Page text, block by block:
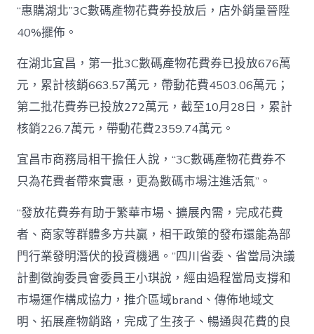
“惠購湖北”3C數碼產物花費券投放后，店外銷量晉陞
40%擺佈。
在湖北宜昌，第一批3C數碼產物花費券已投放676萬
元，累計核銷663.57萬元，帶動花費4503.06萬元；
第二批花費券已投放272萬元，截至10月28日，累計
核銷226.7萬元，帶動花費2359.74萬元。
宜昌市商務局相干擔任人說，“3C數碼產物花費券不
只為花費者帶來實惠，更為數碼市場注進活氣”。
“發放花費券有助于繁華市場、擴展內需，完成花費
者、商家等群體多方共贏，相干政策的發布還能為部
門行業發明潛伏的投資機遇。”四川省委、省當局決議
計劃徵詢委員會委員王小琪說，經由過程當局支撐和
市場運作構成協力，推介區域brand、傳佈地域文
明、拓展產物銷路，完成了生孩子、暢通與花費的良